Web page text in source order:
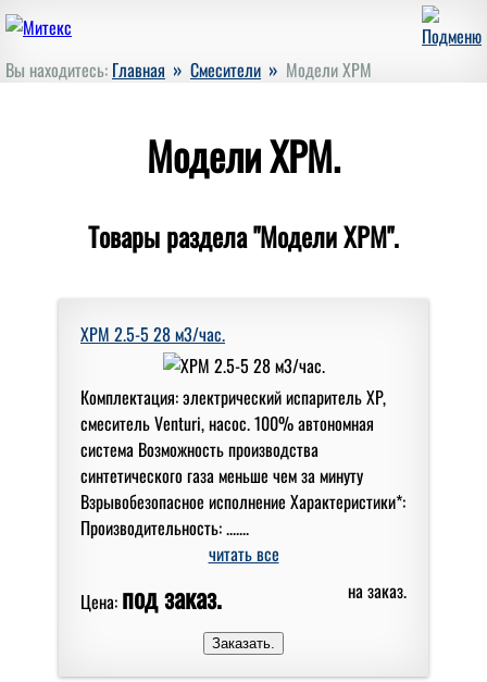
Вы находитесь: Главная » Смесители » Модели XPM
Модели XPM.
Товары раздела "Модели XPM".
XPM 2.5-5 28 м3/час.
Комплектация: электрический испаритель XP,
смеситель Venturi, насос. 100% автономная
система Возможность производства
синтетического газа меньше чем за минуту
Взрывобезопасное исполнение Характеристики*:
Производительность: .......
читать все
Цена: под заказ. на заказ.